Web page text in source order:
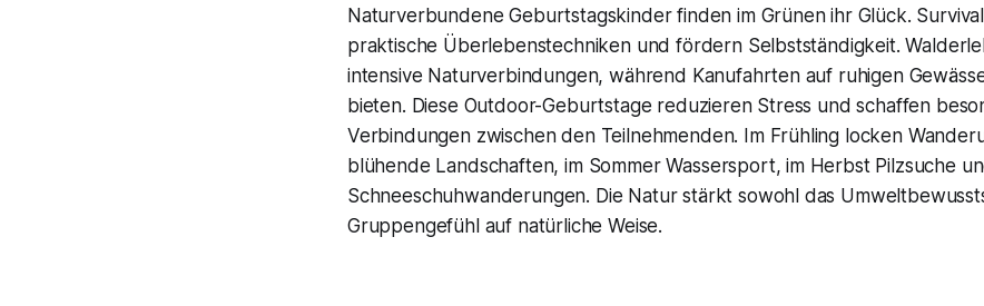
Naturverbundene Geburtstagskinder finden im Grünen ihr Glück.
praktische Überlebenstechniken und fördern Selbstständigkeit.
intensive Naturverbindungen, während Kanufahrten auf ruhigen
bieten. Diese Outdoor-Geburtstage reduzieren Stress und schaffen
Verbindungen zwischen den Teilnehmenden. Im Frühling locken
blühende Landschaften, im Sommer Wassersport, im Herbst Pilzsuche
Schneeschuhwanderungen. Die Natur stärkt sowohl das
Gruppengefühl auf natürliche Weise.